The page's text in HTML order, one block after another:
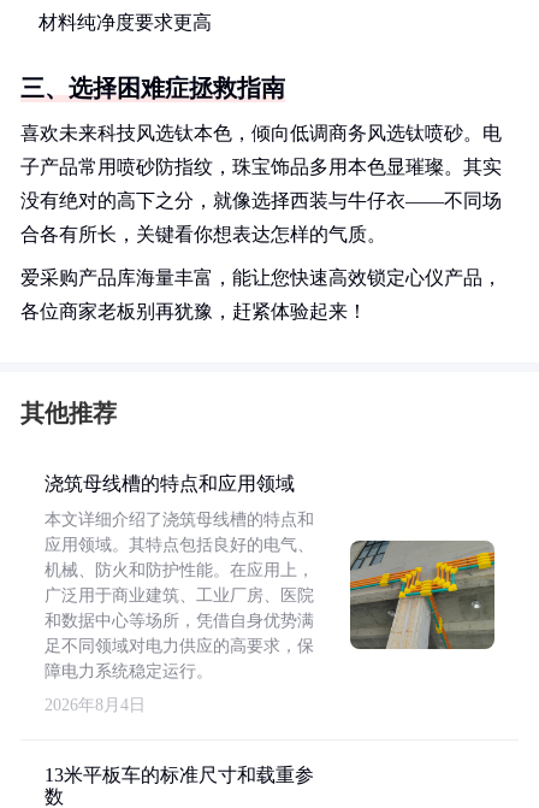
材料纯净度要求更高
三、选择困难症拯救指南
喜欢未来科技风选钛本色，倾向低调商务风选钛喷砂。电
子产品常用喷砂防指纹，珠宝饰品多用本色显璀璨。其实
没有绝对的高下之分，就像选择西装与牛仔衣——不同场
合各有所长，关键看你想表达怎样的气质。
爱采购产品库海量丰富，能让您快速高效锁定心仪产品，
各位商家老板别再犹豫，赶紧体验起来！
其他推荐
浇筑母线槽的特点和应用领域
本文详细介绍了浇筑母线槽的特点和
应用领域。其特点包括良好的电气、
机械、防火和防护性能。在应用上，
广泛用于商业建筑、工业厂房、医院
和数据中心等场所，凭借自身优势满
足不同领域对电力供应的高要求，保
障电力系统稳定运行。
2026年8月4日
13米平板车的标准尺寸和载重参
数